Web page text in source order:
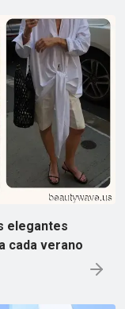
elegantes
cada verano